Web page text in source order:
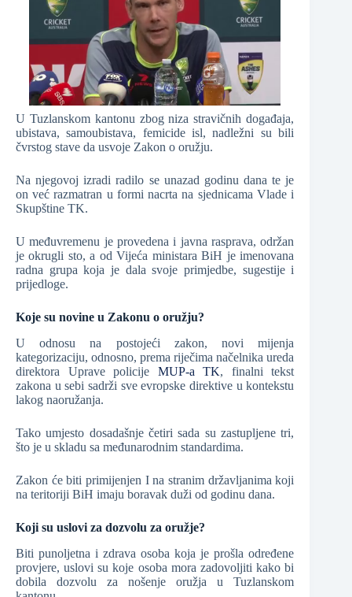
U Tuzlanskom kantonu zbog niza stravičnih događaja,
ubistava, samoubistava, femicide isl, nadležni su bili
čvrstog stave da usvoje Zakon o oružju.
Na njegovoj izradi radilo se unazad godinu dana te je
on već razmatran u formi nacrta na sjednicama Vlade i
Skupštine TK.
U međuvremenu je provedena i javna rasprava, održan
je okrugli sto, a od Vijeća ministara BiH je imenovana
radna grupa koja je dala svoje primjedbe, sugestije i
prijedloge.
Koje su novine u Zakonu o oružju?
U odnosu na postojeći zakon, novi mijenja
kategorizaciju, odnosno, prema riječima načelnika ureda
direktora Uprave policije MUP-a TK, finalni tekst
zakona u sebi sadrži sve evropske direktive u kontekstu
lakog naoružanja.
Tako umjesto dosadašnje četiri sada su zastupljene tri,
što je u skladu sa međunarodnim standardima.
Zakon će biti primijenjen I na stranim državljanima koji
na teritoriji BiH imaju boravak duži od godinu dana.
Koji su uslovi za dozvolu za oružje?
Biti punoljetna i zdrava osoba koja je prošla određene
provjere, uslovi su koje osoba mora zadovoljiti kako bi
dobila dozvolu za nošenje oružja u Tuzlanskom